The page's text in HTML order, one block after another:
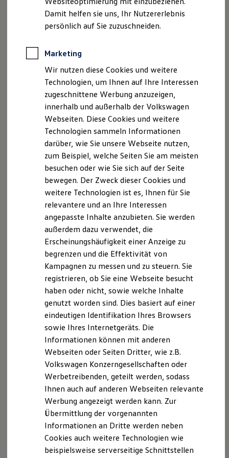
Elektrofahrzeugkonzepte
ID. EVERY1
Reichweite
Rekuperation
Laden unterwegs
Laden Zuhause
Ladestationen finden
Ladezeitensimulator
Batterie
Sicherheit
Nachhaltigkeit
Technologie
Kosten und Kauf
Verbrauchskosten
Kaufoptionen
E-Auto-Förderung
Software und Konnektivität
Die ID. Software 6
ID. Software Versionen und Updates
Digitale Extras
Schnittstellen zu Ihrem ID.
Marke und Erlebnis
Volkswagen R und R Experience
R-Modelle
R Experience
Driving Experience
Volkswagen entdecken
Werkbesichtigung
Lifestyle Shop
T-Roc Kollektion
Golf Kollektion
Volkswagen Kollektion
R-Kollektion
GTI Kollektion
Fußball Drop
we drive football
#wedriveproud
Besitzer und Service
myVolkswagen
Software Updates
Service und Ersatzteile
Inspektion und HU/AU
05.09.2026
Teilnehmerzahl: Max. 40 Personen pro Slot
Preis p. P.: 390,00 €
Verpflegung:
Mittagessen inklusive nicht
alkoholischer Getränke
Fahrzeug: Golf GTI Edition 50
Sprachen: Deutsch und Englisch
Golf GTI EDITION 50:Energieverbrauch kombiniert: 7,8 - 7,6
l/100 km; CO₂-Emissionen kombiniert: 178 - 173 g/km; CO₂-
Klassen: G-F.
UnserTrainingsfahrzeug
GTIEdition 50
Damit helfen sie uns, Ihr Nutzererlebnis
persönlich auf Sie zuzuschneiden.
Marketing
Wir nutzen diese Cookies und weitere
Technologien, um Ihnen auf Ihre Interessen
zugeschnittene Werbung anzuzeigen,
innerhalb und außerhalb der Volkswagen
Webseiten. Diese Cookies und weitere
Technologien sammeln Informationen
darüber, wie Sie unsere Webseite nutzen,
zum Beispiel, welche Seiten Sie am meisten
besuchen oder wie Sie sich auf der Seite
bewegen. Der Zweck dieser Cookies und
weitere Technologien ist es, Ihnen für Sie
relevantere und an Ihre Interessen
angepasste Inhalte anzubieten. Sie werden
außerdem dazu verwendet, die
Erscheinungshäufigkeit einer Anzeige zu
begrenzen und die Effektivität von
Kampagnen zu messen und zu steuern. Sie
registrieren, ob Sie eine Webseite besucht
haben oder nicht, sowie welche Inhalte
genutzt worden sind. Dies basiert auf einer
eindeutigen Identifikation Ihres Browsers
sowie Ihres Internetgeräts. Die
Informationen können mit anderen
Webseiten oder Seiten Dritter, wie z.B.
Volkswagen Konzerngesellschaften oder
Werbetreibenden, geteilt werden, sodass
Ihnen auch auf anderen Webseiten relevante
Werbung angezeigt werden kann. Zur
Übermittlung der vorgenannten
Informationen an Dritte werden neben
Cookies auch weitere Technologien wie
beispielsweise serverseitige Schnittstellen